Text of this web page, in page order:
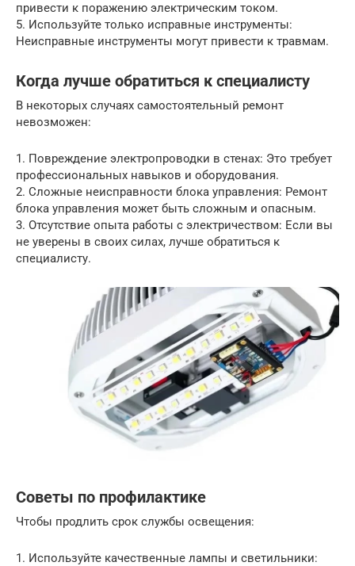
привести к поражению электрическим током.
5. Используйте только исправные инструменты:
Неисправные инструменты могут привести к травмам.
Когда лучше обратиться к специалисту
В некоторых случаях самостоятельный ремонт
невозможен:
1. Повреждение электропроводки в стенах: Это требует
профессиональных навыков и оборудования.
2. Сложные неисправности блока управления: Ремонт
блока управления может быть сложным и опасным.
3. Отсутствие опыта работы с электричеством: Если вы
не уверены в своих силах, лучше обратиться к
специалисту.
Советы по профилактике
Чтобы продлить срок службы освещения:
1. Используйте качественные лампы и светильники: